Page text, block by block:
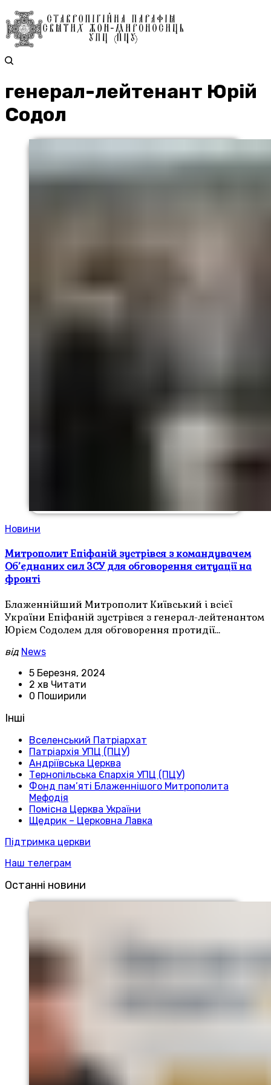
генерал-лейтенант Юрій
Содол
Новини
Митрополит Епіфаній зустрівся з командувачем
Об’єднаних сил ЗСУ для обговорення ситуації на
фронті
Блаженнійший Митрополит Київський і всієї
України Епіфаній зустрівся з генерал-лейтенантом
Юрієм Содолем для обговорення протидії…
від News
5 Березня, 2024
2 хв Читати
0 Поширили
Інші
Вселенський Патріархат
Патріархія УПЦ (ПЦУ)
Андріївська Церква
Тернопільська Єпархія УПЦ (ПЦУ)
Фонд пам’яті Блаженнішого Митрополита
Мефодія
Помісна Церква України
Щедрик – Церковна Лавка
Підтримка церкви
Наш телеграм
Останні новини